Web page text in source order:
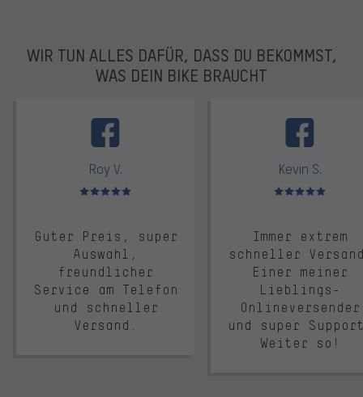
WIR TUN ALLES DAFÜR, DASS DU BEKOMMST,
WAS DEIN BIKE BRAUCHT
Roy V.
Bewertungen: 5 von 5
Guter Preis, super
Auswahl,
freundlicher
Service am Telefon
und schneller
Versand.
Kevin S.
Bewertungen: 5 von 5
Immer extrem
schneller
Einer meiner
Lieblings-
Onlineversender
und super
Weiter so!